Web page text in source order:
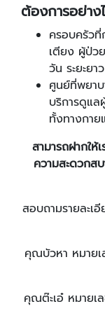
ต้องการอย่าง
ครอบครัว
เตียง ผู้ป่ว
วัน ระยะยา
ศูนย์ที่พยา
บริการดูแล
ทั้งทางกาย
สามารถฝากให้
ความสะดวกส
สอบถามรายละเ
คุณบัวหา หมายเ
คุณต๊ะเอ๋ หมายเ